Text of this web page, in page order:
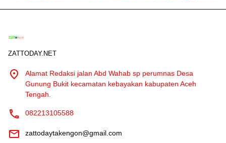
ZATTODAY.NET
Alamat Redaksi jalan Abd Wahab sp perumnas Desa
Gunung Bukit kecamatan kebayakan kabupaten Aceh
Tengah.
082213105588
zattodaytakengon@gmail.com